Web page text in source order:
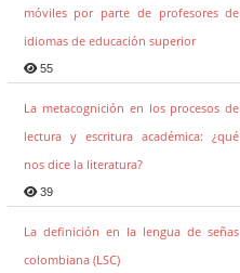
móviles por parte de profesores de
idiomas de educación superior
55
La metacognición en los procesos de
lectura y escritura académica: ¿qué
nos dice la literatura?
39
La definición en la lengua de señas
colombiana (LSC)